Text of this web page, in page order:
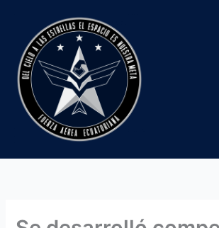
contenido